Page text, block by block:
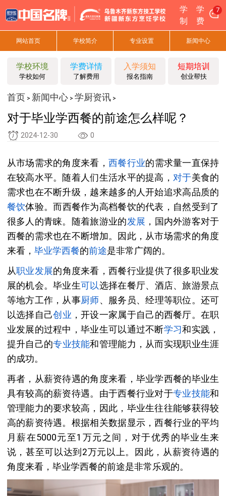
学
制
学
费
7
网站首页 学校简介 专业设置 新闻中心
学校环境
学校如何
学费详情
了解费用
入学须知
报名指南
短期培训
创业帮扶
首页 > 新闻中心> 学厨资讯>
对于毕业学西餐的前途怎么样呢？
2024-12-30 0
从市场需求的角度来看， 西餐行业的需求量一直保持
在较高水平。随着人们生活水平的提高，对于美食的
需求也在不断升级，越来越多的人开始追求高品质的
餐饮体验。而西餐作为高档餐饮的代表，自然受到了
很多人的青睐。随着旅游业的发展 ，国内外游客对于
西餐的需求也在不断增加。因此，从市场需求的角度
来看， 毕业学西餐的前途是非常广阔的。
从职业发展的角度来看，西餐行业提供了很多职业发
展的机会。毕业生可以选择在餐厅、酒店、旅游景点
等地方工作，从事厨师、服务员、经理等职位。还可
以选择自己创业 ，开设一家属于自己的西餐厅。在职
业发展的过程中，毕业生可以通过不断学习和实践，
提升自己的专业技能和管理能力，从而实现职业生涯
的成功。
再者，从薪资待遇的角度来看，毕业学西餐的毕业生
具有较高的薪资待遇。由于西餐行业对于专业技能和
管理能力的要求较高，因此，毕业生往往能够获得较
高的薪资待遇。根据相关数据显示，西餐行业的平均
月薪在5000元至1万元之间，对于优秀的毕业生来
说，甚至可以达到2万元以上。因此，从薪资待遇的
角度来看，毕业学西餐的前途是非常乐观的。